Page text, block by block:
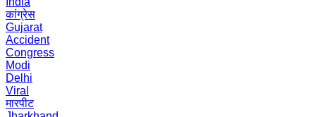
कांग्रेस
Gujarat
Accident
Congress
Modi
Delhi
Viral
मारपीट